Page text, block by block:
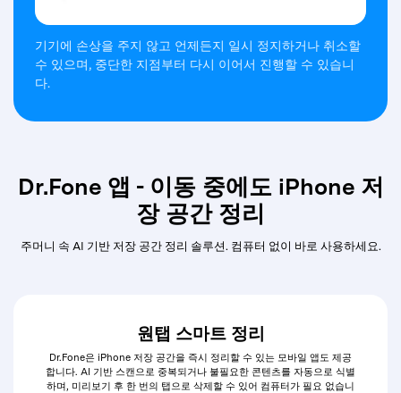
기기에 손상을 주지 않고 언제든지 일시 정지하거나 취소할
수 있으며, 중단한 지점부터 다시 이어서 진행할 수 있습니
다.
Dr.Fone 앱 - 이동 중에도 iPhone 저
장 공간 정리
주머니 속 AI 기반 저장 공간 정리 솔루션. 컴퓨터 없이 바로 사용하세요.
원탭 스마트 정리
Dr.Fone은 iPhone 저장 공간을 즉시 정리할 수 있는 모바일 앱도 제공
합니다. AI 기반 스캔으로 중복되거나 불필요한 콘텐츠를 자동으로 식별
하며, 미리보기 후 한 번의 탭으로 삭제할 수 있어 컴퓨터가 필요 없습니